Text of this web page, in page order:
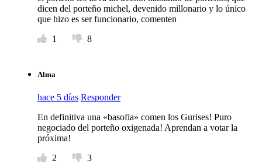
dicen del porteño michel, devenido millonario y lo único
que hizo es ser funcionario, comenten
1
8
Alma
hace 5 días Responder
En definitiva una «basofia» comen los Gurises! Puro
negociado del porteño oxigenada! Aprendan a votar la
próxima!
2
3